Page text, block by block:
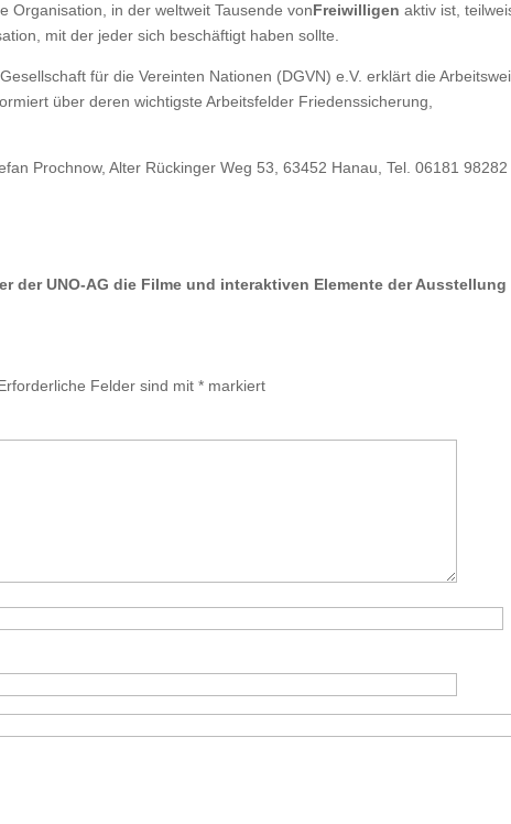
Organisation, in der weltweit Tausende vonFreiwilligen aktiv ist,
mit der jeder sich beschäftigt haben sollte.
für die Vereinten Nationen (DGVN) e.V. erklärt die
über deren wichtigste Arbeitsfelder Friedenssicherung,
Prochnow, Alter Rückinger Weg 53, 63452 Hanau, Tel. 06181
der UNO-AG die Filme und interaktiven Elemente der Ausstellung
Felder sind mit* markiert